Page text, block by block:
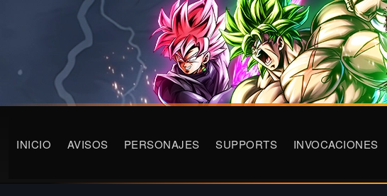
INICIO AVISOS PERSONAJES SUPPORTS INVOCACIONES